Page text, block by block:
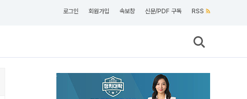
로그인 회원가입 속보창 신문/PDF 구독 RSS